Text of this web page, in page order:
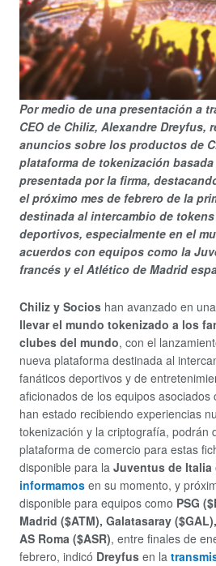
Por medio de una presentación a
CEO de Chiliz, Alexandre Dreyfus,
anuncios sobre los productos de
plataforma de tokenización
presentada por la firma,
el próximo mes de febrero de la
destinada al intercambio de
deportivos, especialmente en el
acuerdos con equipos como la
francés y el Atlético de Madrid
Chiliz y Socios han avanzado en
llevar el mundo tokenizado a los
clubes del mundo, con el
nueva plataforma destinada al
fanáticos deportivos y de
aficionados de los equipos asociados
han estado recibiendo experiencias
tokenización y la criptografía, podrán
plataforma de comercio para estas
disponible para la Juventus de Italia
informamos en su momento, y
disponible para equipos como PSG
Madrid ($ATM), Galatasaray
AS Roma ($ASR), entre finales de
febrero, indicó Dreyfus en la